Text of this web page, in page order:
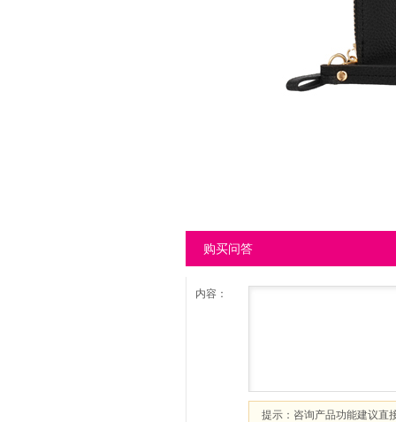
购买问答
内容：
提示：咨询产品功能建议直